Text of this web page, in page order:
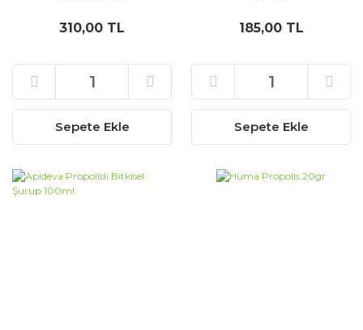
310,00 TL
Sepete Ekle
185,00 TL
Sepete Ekle